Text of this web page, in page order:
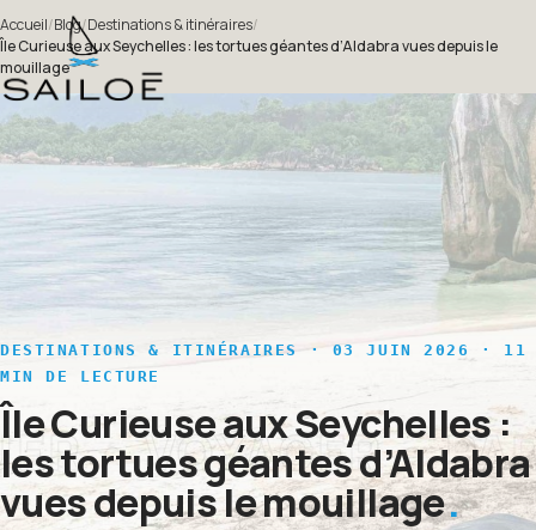
Accueil/Blog/Destinations & itinéraires/
Île Curieuse aux Seychelles : les tortues géantes d’Aldabra vues depuis le
mouillage
DESTINATIONS & ITINÉRAIRES
· 03 JUIN 2026 · 11
MIN DE LECTURE
Île Curieuse aux Seychelles :
les tortues géantes d’Aldabra
vues depuis le mouillage